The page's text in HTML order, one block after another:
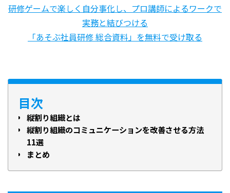
研修ゲームで楽しく自分事化し、プロ講師によるワークで
実務と結びつける
「あそぶ社員研修 総合資料」を無料で受け取る
目次
縦割り組織とは
縦割り組織のコミュニケーションを改善させる方法
11選
まとめ